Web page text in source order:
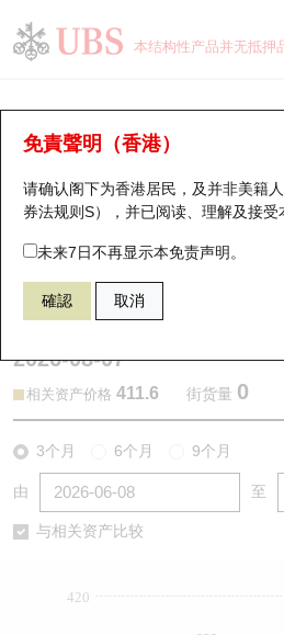
本结构性产品并无抵押
免責聲明（香港）
请确认阁下为香港居民，及并非美籍
券法规则S），并已阅读、理解及接受
未来7日不再显示本免责声明。
確認 取消
认股证分析仪
表现 街货统计 比较
13416 瑞银认购 0388
2026-08-07
相关资产价格 411.6 街货量 0
3个月 6个月 9个月
由 至
与相关资产比较
420
瑞银认股证一览
新发行瑞银认股证
即将到期认股证
认股证到期结算价查找
认股证分析仪
认股证/牛熊证日志
街货统计
比较
牛熊全景快搜
牛熊证搜寻
牛熊证街货分布图
正股牛熊证列表
新发行瑞银牛熊证
牛熊证到期结算价查找
街货统计
比较
十大升幅/跌幅
十大认股证成交分布
十天股证占大市成交
资金流
街货统计
正股分析仪
二十大活跃股份
恒指成份股
国指成份股
科指成份股
中资ETFs溢价比较
持股比重
显示所有持股比重
每月轮证大市专题
轮证专栏
讲座及教育短片
认股证投资者教育
牛熊证投资者教育